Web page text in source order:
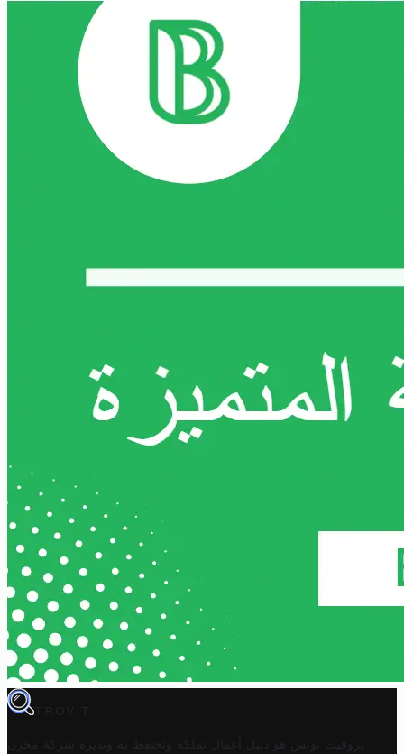
TROVIT
تروفيت تونس هو دليل أعمال تملكه وتحتفظ به وتديره
شركة مخزن